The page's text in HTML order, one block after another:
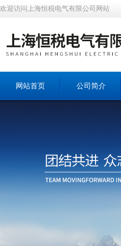
欢迎访问上海恒税电气有限公司网站
网站首页 公司简介